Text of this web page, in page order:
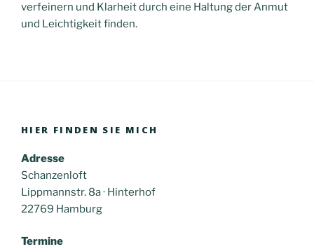
verfeinern und Klarheit durch eine Haltung der Anmut
und Leichtigkeit finden.
HIER FINDEN SIE MICH
Adresse
Schanzenloft
Lippmannstr. 8a · Hinterhof
22769 Hamburg
Termine